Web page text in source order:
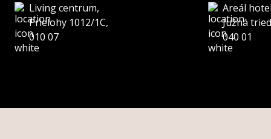
Living centrum,
Prielohy 1012/1C,
010 07
Areál
Južná
040 01